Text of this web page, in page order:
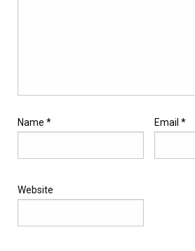
Name * Email *
Website